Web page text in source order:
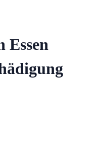
Essen